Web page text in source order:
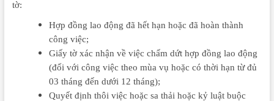
tờ:
Hợp đồng lao động đã hết hạn hoặc đã hoàn thành
công việc;
Giấy tờ xác nhận về việc chấm dứt hợp đồng lao động
(đối với công việc theo mùa vụ hoặc có thời hạn từ đủ
03 tháng đến dưới 12 tháng);
Quyết định thôi việc hoặc sa thải hoặc kỷ luật buộc